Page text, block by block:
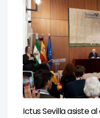
Ictus Sevilla asiste